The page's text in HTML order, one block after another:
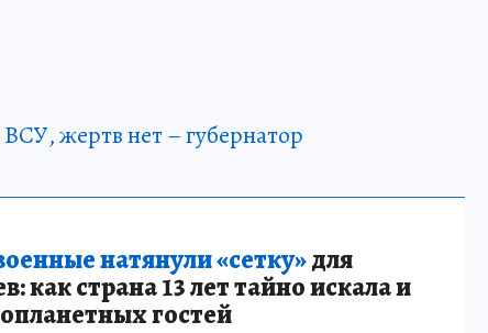
жертв нет – губернатор
натянули «сетку»для
как страна 13 лет тайно искала и
гостей